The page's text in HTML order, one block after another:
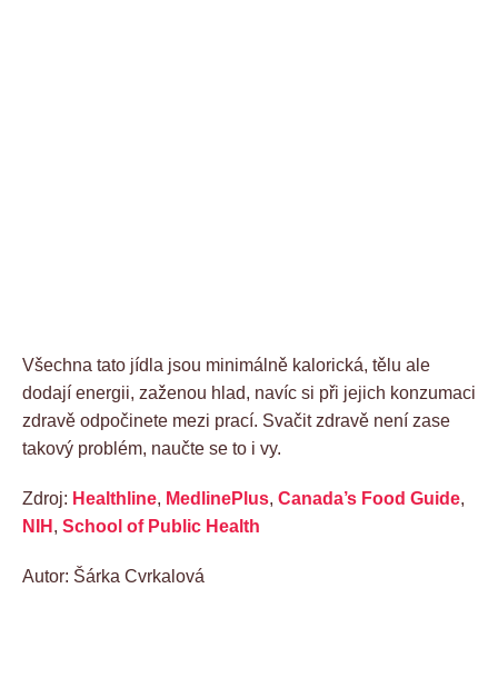
Všechna tato jídla jsou minimálně kalorická, tělu ale
dodají energii, zaženou hlad, navíc si při jejich konzumaci
zdravě odpočinete mezi prací. Svačit zdravě není zase
takový problém, naučte se to i vy.
Zdroj: Healthline, MedlinePlus, Canada’s Food Guide,
NIH , School of Public Health
Autor: Šárka Cvrkalová